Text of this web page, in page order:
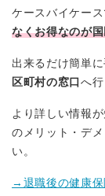
ケースバイケー
なくお得なのが
出来るだけ簡単
区町村の窓口へ
より詳しい情報
のメリット・デ
い。
→退職後の健康